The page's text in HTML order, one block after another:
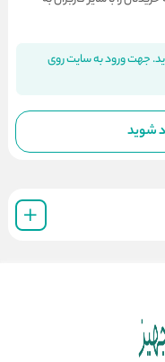
جهت ورود به سایت روی
شوید